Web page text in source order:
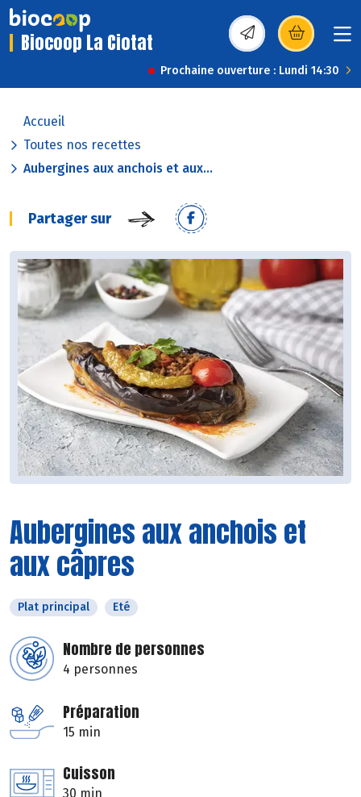
Biocoop La Ciotat (s’ouvre dans une
Prochaine ouverture : Lundi 14:30
Accueil
Toutes nos recettes
Aubergines aux anchois et aux...
Partager sur
Aubergines aux anchois et
aux câpres
Plat principal Eté
Nombre de personnes
4 personnes
Préparation
15 min
Cuisson
30 min